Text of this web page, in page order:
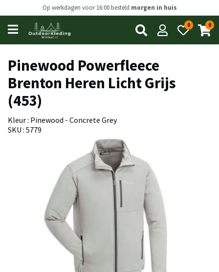
Op werkdagen voor 16:00 besteld morgen in huis
Open
main
menu
0 0
Pinewood Powerfleece
Brenton Heren Licht Grijs
(453)
Kleur : Pinewood - Concrete Grey
SKU : 5779